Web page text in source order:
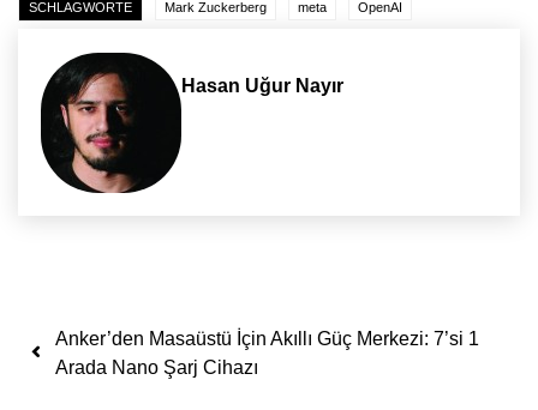
SCHLAGWORTE Mark Zuckerberg meta OpenAI
Hasan Uğur Nayır
Yazı dolaşımı
Anker’den Masaüstü İçin Akıllı Güç Merkezi: 7’si 1
Arada Nano Şarj Cihazı